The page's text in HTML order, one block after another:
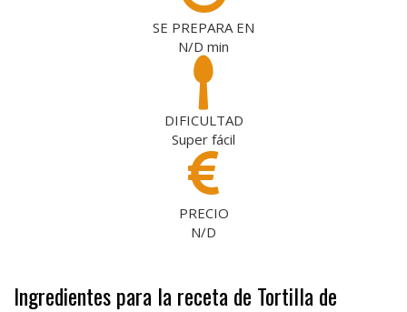
SE PREPARA EN
N/D min
DIFICULTAD
Super fácil
PRECIO
N/D
Ingredientes para la receta de Tortilla de